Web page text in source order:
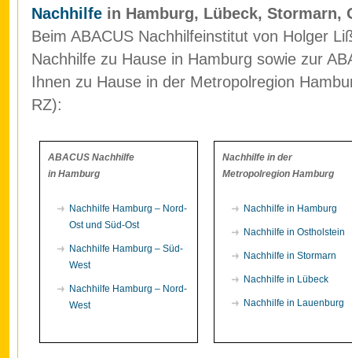
Nachhilfe in Hamburg, Lübeck, Stormarn,
Beim ABACUS Nachhilfeinstitut von Holger
Nachhilfe zu Hause in Hamburg sowie zur
Ihnen zu Hause in der Metropolregion
RZ):
ABACUS Nachhilfe
in Hamburg
Nachhilfe Hamburg – Nord-
Ost und Süd-Ost
Nachhilfe Hamburg – Süd-
West
Nachhilfe Hamburg – Nord-
West
Nachhilfe in der
Metropolregion Hamburg
Nachhilfe in Hamburg
Nachhilfe in Ostholstein
Nachhilfe in Stormarn
Nachhilfe in Lübeck
Nachhilfe in Lauenburg